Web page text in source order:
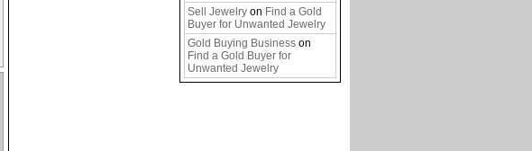
Sell Jewelry on Find a Gold
Buyer for Unwanted Jewelry
Gold Buying Business on
Find a Gold Buyer for
Unwanted Jewelry